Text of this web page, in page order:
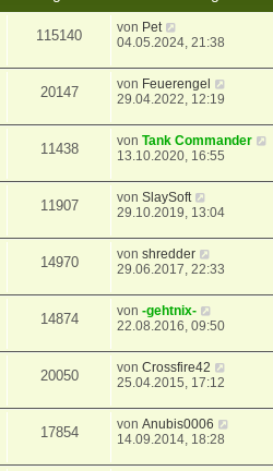
115140 von Pet
04.05.2024, 21:38
20147 von Feuerengel
29.04.2022, 12:19
11438 vonTank Commander
13.10.2020, 16:55
11907 vonSlaySoft
29.10.2019, 13:04
14970 vonshredder
29.06.2017, 22:33
14874 von-gehtnix-
22.08.2016, 09:50
20050 vonCrossfire42
25.04.2015, 17:12
17854 vonAnubis0006
14.09.2014, 18:28